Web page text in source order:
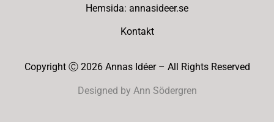
Hemsida: annasideer.se
Kontakt
Copyright Ⓒ 2026 Annas Idéer – All Rights Reserved
Designed by Ann Södergren